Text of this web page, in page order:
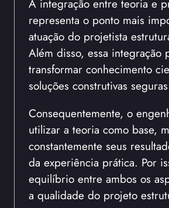
A integração entre teoria e
representa o ponto mais
atuação do projetista
Além disso, essa integração
transformar conhecimento
soluções construtivas
Consequentemente, o
utilizar a teoria como base,
constantemente seus
da experiência prática. Por
equilíbrio entre ambos os
a qualidade do projeto